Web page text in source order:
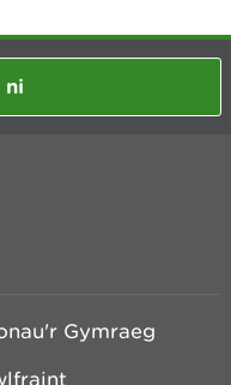
ni
Gymraeg